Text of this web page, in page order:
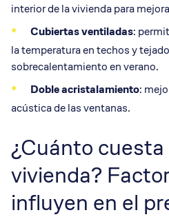
interior de la vivienda para
Cubiertas ventiladas:
la temperatura en techos y
sobrecalentamiento en verano.
Doble acristalamiento:
acústica de las ventanas.
¿Cuánto cuesta
vivienda?
influyen en el